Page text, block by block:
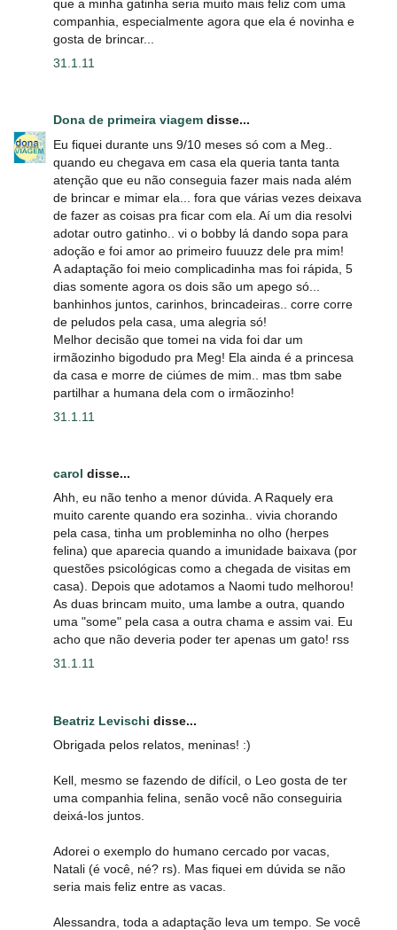
que a minha gatinha seria muito mais feliz com uma
companhia, especialmente agora que ela é novinha e
gosta de brincar...
31.1.11
Dona de primeira viagem disse...
Eu fiquei durante uns 9/10 meses só com a Meg..
quando eu chegava em casa ela queria tanta tanta
atenção que eu não conseguia fazer mais nada além
de brincar e mimar ela... fora que várias vezes deixava
de fazer as coisas pra ficar com ela. Aí um dia resolvi
adotar outro gatinho.. vi o bobby lá dando sopa para
adoção e foi amor ao primeiro fuuuzz dele pra mim!
A adaptação foi meio complicadinha mas foi rápida, 5
dias somente agora os dois são um apego só...
banhinhos juntos, carinhos, brincadeiras.. corre corre
de peludos pela casa, uma alegria só!
Melhor decisão que tomei na vida foi dar um
irmãozinho bigodudo pra Meg! Ela ainda é a princesa
da casa e morre de ciúmes de mim.. mas tbm sabe
partilhar a humana dela com o irmãozinho!
31.1.11
carol disse...
Ahh, eu não tenho a menor dúvida. A Raquely era
muito carente quando era sozinha.. vivia chorando
pela casa, tinha um probleminha no olho (herpes
felina) que aparecia quando a imunidade baixava (por
questões psicológicas como a chegada de visitas em
casa). Depois que adotamos a Naomi tudo melhorou!
As duas brincam muito, uma lambe a outra, quando
uma "some" pela casa a outra chama e assim vai. Eu
acho que não deveria poder ter apenas um gato! rss
31.1.11
Beatriz Levischi disse...
Obrigada pelos relatos, meninas! :)
Kell, mesmo se fazendo de difícil, o Leo gosta de ter
uma companhia felina, senão você não conseguiria
deixá-los juntos.
Adorei o exemplo do humano cercado por vacas,
Natali (é você, né? rs). Mas fiquei em dúvida se não
seria mais feliz entre as vacas.
Alessandra, toda a adaptação leva um tempo. Se você